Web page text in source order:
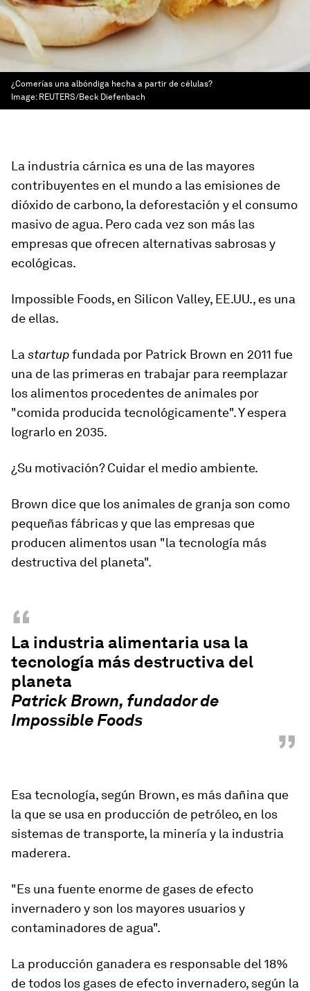
¿Comerías una albóndiga hecha a partir de células?
Image: REUTERS/Beck Diefenbach
La industria cárnica es una de las mayores
contribuyentes en el mundo a las emisiones de
dióxido de carbono, la deforestación y el consumo
masivo de agua. Pero cada vez son más las
empresas que ofrecen alternativas sabrosas y
ecológicas.
Impossible Foods, en Silicon Valley, EE.UU., es una
de ellas.
La startupfundada por Patrick Brown en 2011 fue
una de las primeras en trabajar para reemplazar
los alimentos procedentes de animales por
"comida producida tecnológicamente". Y espera
lograrlo en 2035.
¿Su motivación?Cuidar el medio ambiente.
Brown dice que los animales de granja son como
pequeñas fábricas y que las empresas que
producen alimentos usan "la tecnología más
destructiva del planeta".
“
La industria alimentaria usa la
tecnología más destructiva del
planeta
Patrick Brown, fundador de
Impossible Foods
”
Esa tecnología, según Brown, es más dañina que
la que se usa en producción de petróleo, en los
sistemas de transporte, la minería y la industria
maderera.
"Es una fuente enorme de gases de efecto
invernadero y son los mayores usuarios y
contaminadores de agua".
La producción ganadera es responsable del 18%
de todos los gases de efecto invernadero, según la